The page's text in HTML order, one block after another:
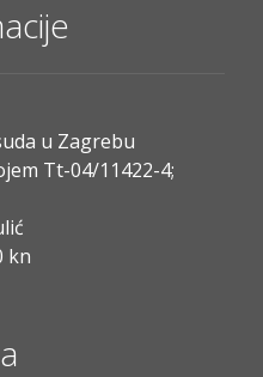
u Zagrebu
Tt-04/11422-4;
kn